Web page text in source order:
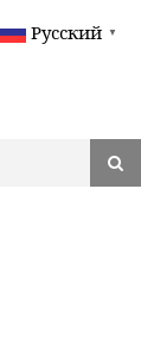
Русский ▼